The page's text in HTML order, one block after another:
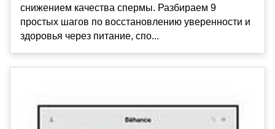
снижением качества спермы. Разбираем 9
простых шагов по восстановлению уверенности и
здоровья через питание, спо...